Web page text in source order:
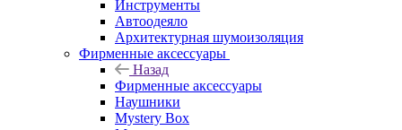
Инструменты
Автоодеяло
Архитектурная шумоизоляция
Фирменные аксессуары
Назад
Фирменные аксессуары
Наушники
Mystery Box